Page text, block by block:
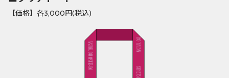
【価格】各3,000円(税込)